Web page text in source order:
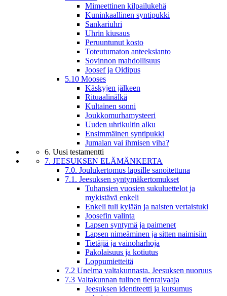
Mimeettinen kilpailukehä
Kuninkaallinen syntipukki
Sankariuhri
Uhrin kiusaus
Peruuntunut kosto
Toteutumaton anteeksianto
Sovinnon mahdollisuus
Joosef ja Oidipus
5.10 Mooses
Käskyjen jälkeen
Rituaalinälkä
Kultainen sonni
Joukkomurhamysteeri
Uuden uhrikultin alku
Ensimmäinen syntipukki
Jumalan vai ihmisen viha?
6. Uusi testamentti
7. JEESUKSEN ELÄMÄNKERTA
7.0. Joulukertomus lapsille sanoitettuna
7.1. Jeesuksen syntymäkertomukset
Tuhansien vuosien sukuluettelot ja
mykistävä enkeli
Enkeli tuli kylään ja naisten vertaistuki
Joosefin valinta
Lapsen syntymä ja paimenet
Lapsen nimeäminen ja sitten naimisiin
Tietäjiä ja vainoharhoja
Pakolaisuus ja kotiutus
Loppumietteitä
7.2 Unelma valtakunnasta. Jeesuksen nuoruus
7.3 Valtakunnan tulinen tienraivaaja
Jeesuksen identiteetti ja kutsumus